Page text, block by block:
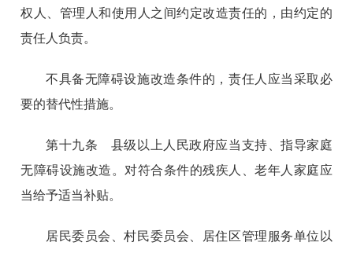
权人、管理人和使用人之间约定改造责任的，由约定的
责任人负责。
不具备无障碍设施改造条件的，责任人应当采取必
要的替代性措施。
第十九条 县级以上人民政府应当支持、指导家庭
无障碍设施改造。对符合条件的残疾人、老年人家庭应
当给予适当补贴。
居民委员会、村民委员会、居住区管理服务单位以